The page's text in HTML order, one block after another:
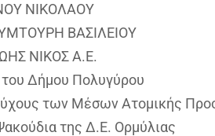
ΝΙΚΟΛΑΟΥ
ΒΑΣΙΛΕΙΟΥ
ΝΙΚΟΣ Α.Ε.
Δήμου Πολυγύρου
των Μέσων Ατομικής
της Δ.Ε. Ορμύλιας